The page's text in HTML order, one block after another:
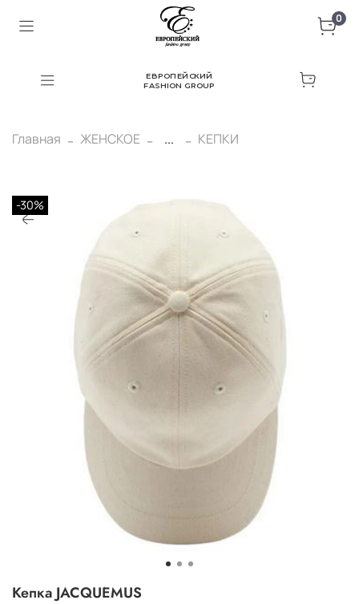
0
ЕВРОПЕЙСКИЙ
FASHION GROUP
Главная ЖЕНСКОЕ ... КЕПКИ
-30%
Кепка JACQUEMUS